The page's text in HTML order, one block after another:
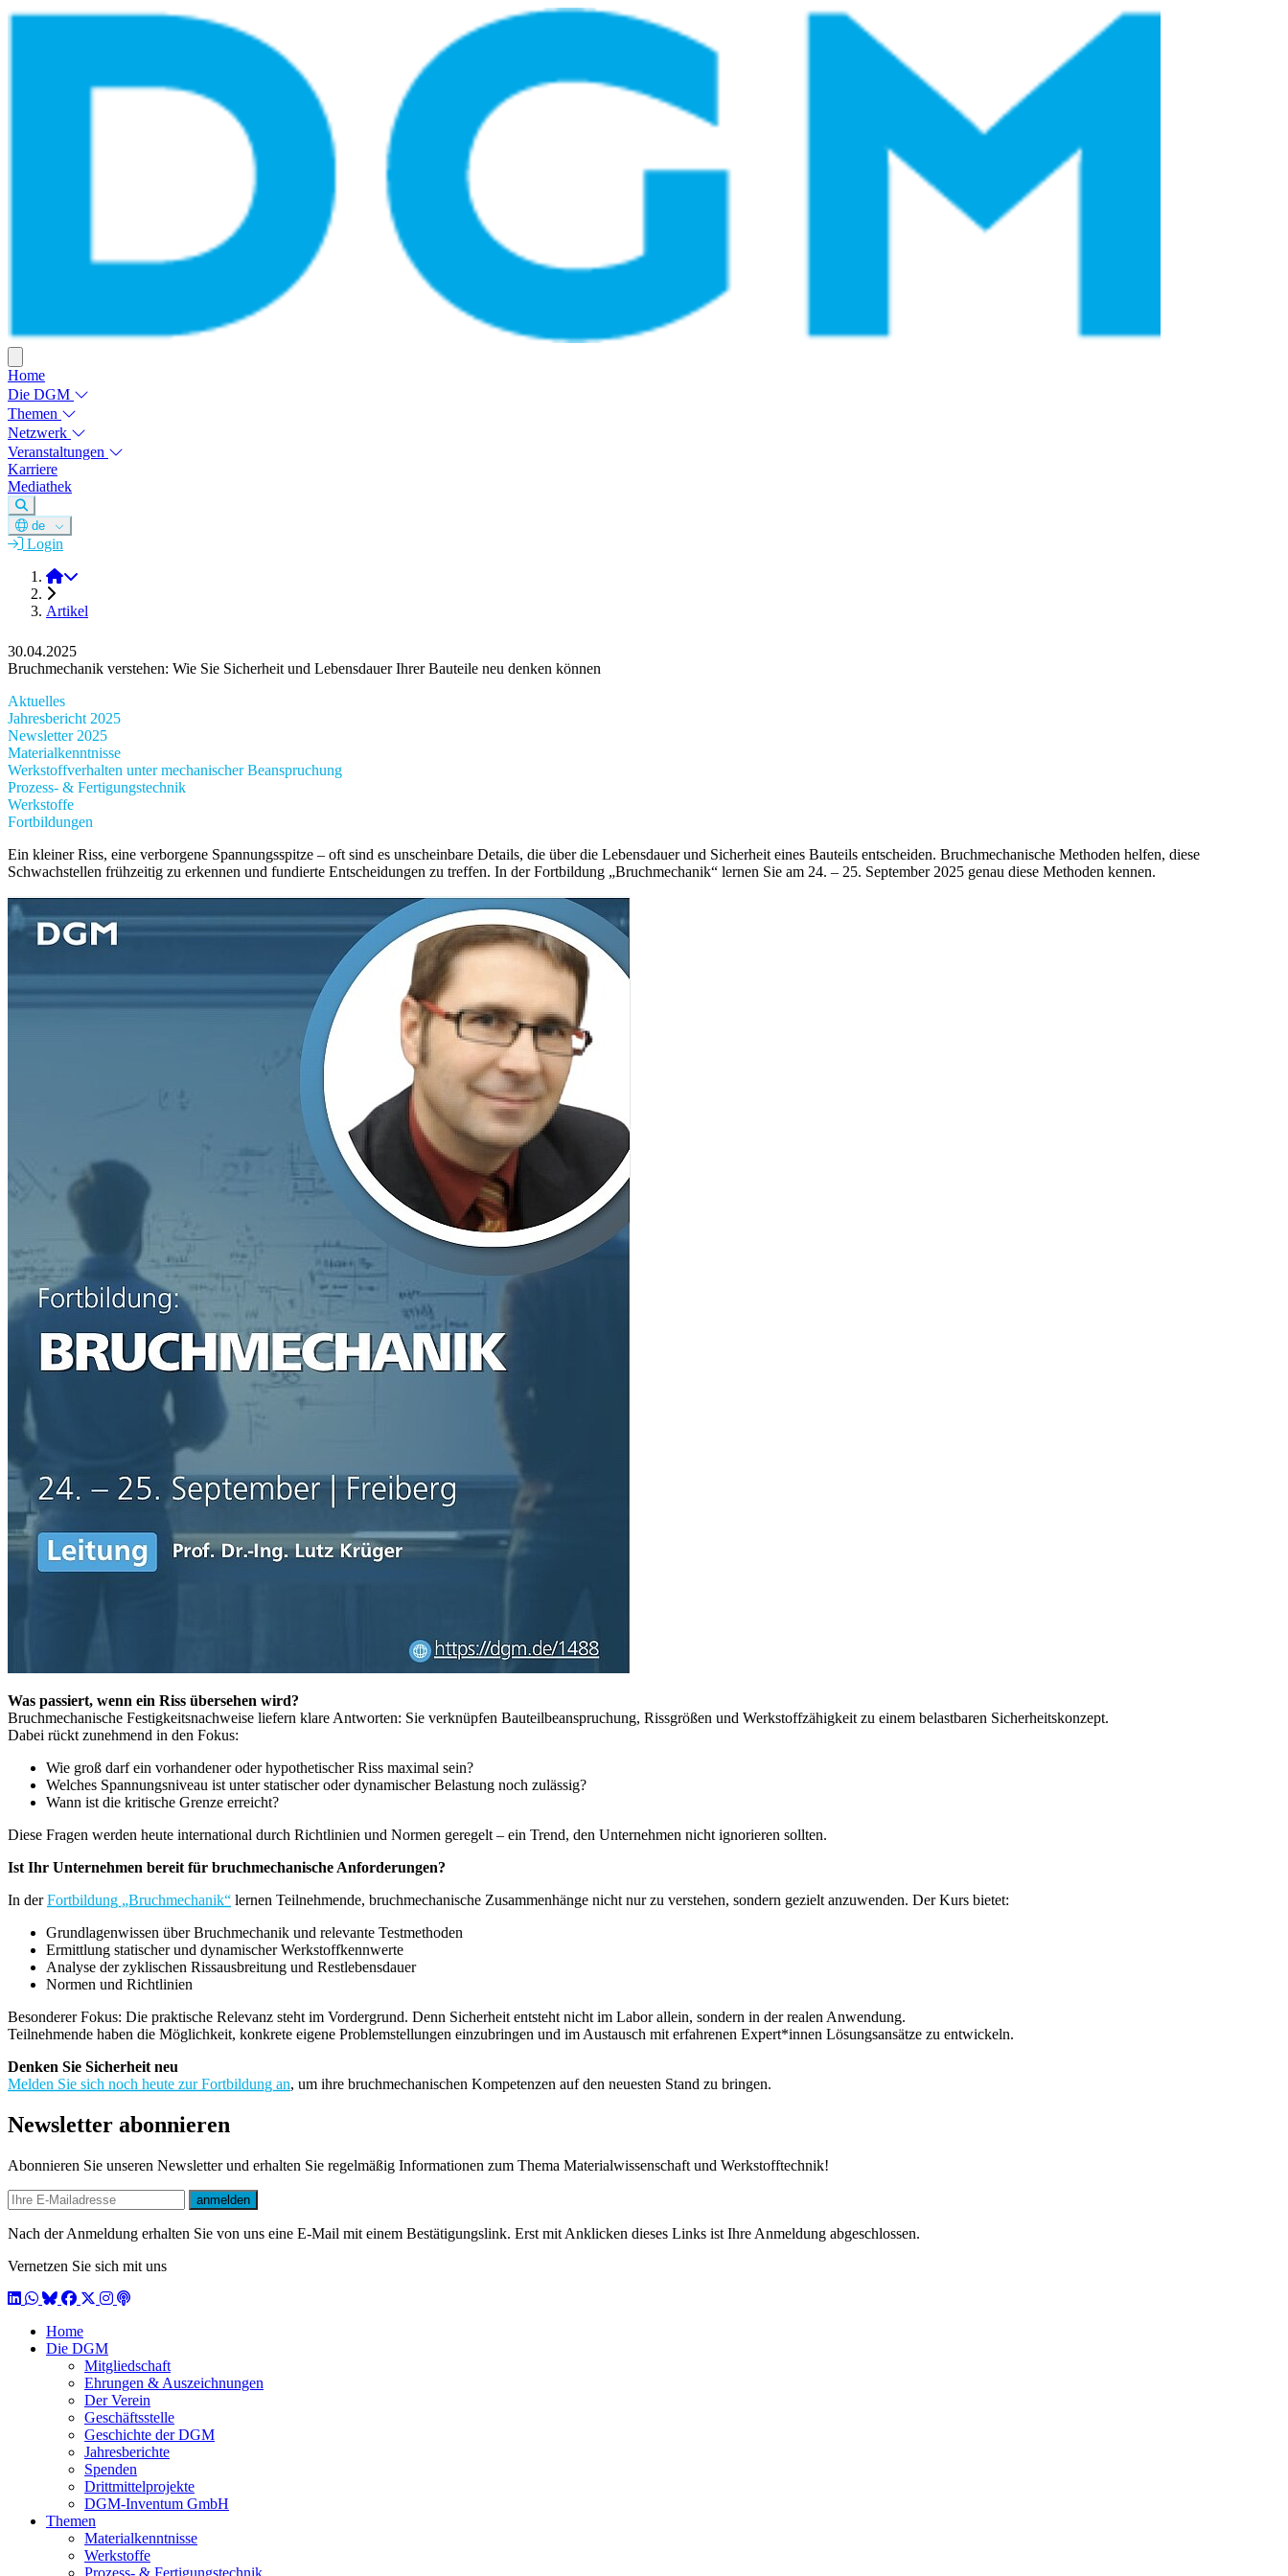
Home
Die DGM
Themen
Netzwerk
Veranstaltungen
Karriere
Mediathek
de
Login
DGM e.V.
Artikel
30.04.2025
Bruchmechanik verstehen: Wie Sie Sicherheit und Lebensdauer Ihrer Bauteile neu denken können
Aktuelles
Jahresbericht 2025
Newsletter 2025
Materialkenntnisse
Werkstoffverhalten unter mechanischer Beanspruchung
Prozess- & Fertigungstechnik
Werkstoffe
Fortbildungen
Ein kleiner Riss, eine verborgene Spannungsspitze – oft sind es unscheinbare Details, die über die Lebensdauer und Sicherheit eines Bauteils entscheiden. Bruchmechanische Methoden helfen, diese
Schwachstellen frühzeitig zu erkennen und fundierte Entscheidungen zu treffen. In der Fortbildung „Bruchmechanik“ lernen Sie am 24. – 25. September 2025 genau diese Methoden kennen.
Was passiert, wenn ein Riss übersehen wird?
Bruchmechanische Festigkeitsnachweise liefern klare Antworten: Sie verknüpfen Bauteilbeanspruchung, Rissgrößen und Werkstoffzähigkeit zu einem belastbaren Sicherheitskonzept.
Dabei rückt zunehmend in den Fokus:
Wie groß darf ein vorhandener oder hypothetischer Riss maximal sein?
Welches Spannungsniveau ist unter statischer oder dynamischer Belastung noch zulässig?
Wann ist die kritische Grenze erreicht?
Diese Fragen werden heute international durch Richtlinien und Normen geregelt – ein Trend, den Unternehmen nicht ignorieren sollten.
Ist Ihr Unternehmen bereit für bruchmechanische Anforderungen?
In derFortbildung „Bruchmechanik“ lernen Teilnehmende, bruchmechanische Zusammenhänge nicht nur zu verstehen, sondern gezielt anzuwenden. Der Kurs bietet:
Grundlagenwissen über Bruchmechanik und relevante Testmethoden
Ermittlung statischer und dynamischer Werkstoffkennwerte
Analyse der zyklischen Rissausbreitung und Restlebensdauer
Normen und Richtlinien
Besonderer Fokus: Die praktische Relevanz steht im Vordergrund. Denn Sicherheit entsteht nicht im Labor allein, sondern in der realen Anwendung.
Teilnehmende haben die Möglichkeit, konkrete eigene Problemstellungen einzubringen und im Austausch mit erfahrenen Expert*innen Lösungsansätze zu entwickeln.
Denken Sie Sicherheit neu
Melden Sie sich noch heute zur Fortbildung an, um ihre bruchmechanischen Kompetenzen auf den neuesten Stand zu bringen.
Newsletter abonnieren
Abonnieren Sie unseren Newsletter und erhalten Sie regelmäßig Informationen zum Thema Materialwissenschaft und Werkstofftechnik!
E-mail
anmelden
Nach der Anmeldung erhalten Sie von uns eine E-Mail mit einem Bestätigungslink. Erst mit Anklicken dieses Links ist Ihre Anmeldung abgeschlossen.
Vernetzen Sie sich mit uns
LinkedIn
WhatsApp
BlueSky
Facebook
X / Twitter
Instagram
Podcast
Home
Die DGM
Mitgliedschaft
Ehrungen & Auszeichnungen
Der Verein
Geschäftsstelle
Geschichte der DGM
Jahresberichte
Spenden
Drittmittelprojekte
DGM-Inventum GmbH
Themen
Materialkenntnisse
Werkstoffe